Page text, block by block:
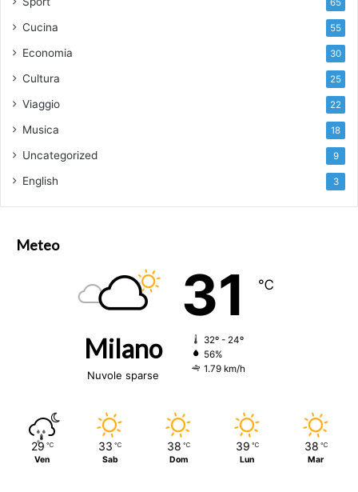
65
Cucina 55
Economia 30
Cultura 25
Viaggio 22
Musica 18
Uncategorized 9
English 3
Meteo
Milano
Nuvole sparse
31 ℃
32º - 24º
56%
1.79 km/h
29 ℃
Ven
33 ℃
Sab
38 ℃
Dom
39 ℃
Lun
38 ℃
Mar